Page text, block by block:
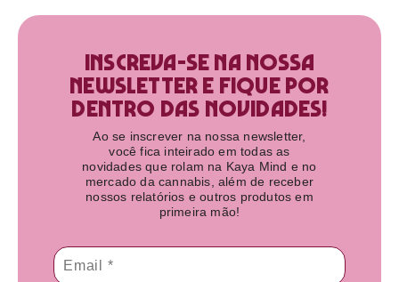
Inscreva-se na nossa
newsletter e fique por
dentro das novidades!​
Ao se inscrever na nossa newsletter,
você fica inteirado em todas as
novidades que rolam na Kaya Mind e no
mercado da cannabis, além de receber
nossos relatórios e outros produtos em
primeira mão!